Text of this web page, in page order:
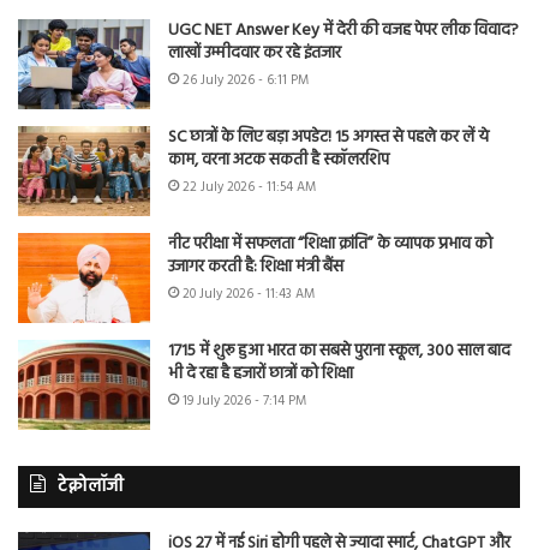
UGC NET Answer Key में देरी की वजह पेपर लीक विवाद?
लाखों उम्मीदवार कर रहे इंतजार
26 July 2026 - 6:11 PM
SC छात्रों के लिए बड़ा अपडेट! 15 अगस्त से पहले कर लें ये
काम, वरना अटक सकती है स्कॉलरशिप
22 July 2026 - 11:54 AM
नीट परीक्षा में सफलता “शिक्षा क्रांति” के व्यापक प्रभाव को
उजागर करती है: शिक्षा मंत्री बैंस
20 July 2026 - 11:43 AM
1715 में शुरू हुआ भारत का सबसे पुराना स्कूल, 300 साल बाद
भी दे रहा है हजारों छात्रों को शिक्षा
19 July 2026 - 7:14 PM
टेक्नोलॉजी
iOS 27 में नई Siri होगी पहले से ज्यादा स्मार्ट, ChatGPT और